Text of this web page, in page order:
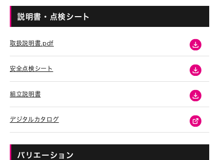
説明書・点検シート
取扱説明書.pdf
安全点検シート
組立説明書
デジタルカタログ
バリエーション